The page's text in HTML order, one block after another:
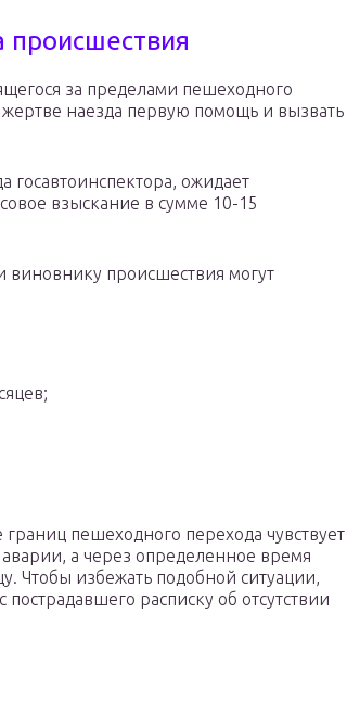
происшествия
за пределами пешеходного
жертве наезда первую помощь и вызвать
ожидает
взыскание в сумме 10-15
виновнику происшествия могут
пешеходного перехода чувствует
а через определенное время
Чтобы избежать подобной ситуации,
расписку об отсутствии